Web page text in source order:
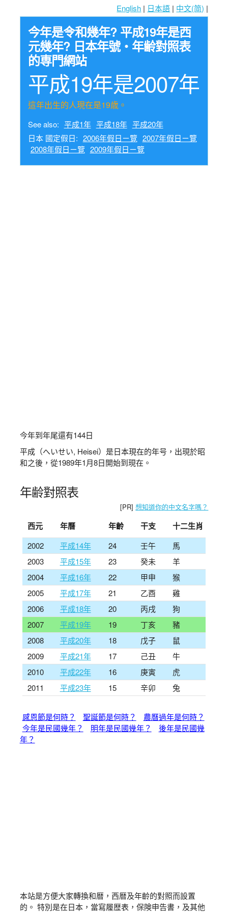
English | 日本語 | 中文(简) |
今年是令和幾年? 平成19年是西
元幾年? 日本年號・年齢對照表
的専門網站
平成19年是2007年
這年出生的人現在是19歳。
See also: 平成1年 平成18年 平成20年
日本 國定假日: 2006年假日ㄧ覽 2007年假日ㄧ覽
2008年假日ㄧ覽 2009年假日ㄧ覽
今年到年尾還有144日
平成（へいせい, Heisei）是日本現在的年号，出現於昭
和之後，從1989年1月8日開始到現在。
年齢對照表
[PR]想知道你的中文名字嗎？
西元 年曆 年齡 干支 十二生肖
2002 平成14年 24 壬午
馬
2003
平成15年 23 癸未
羊
2004
平成16年 22 甲申
猴
2005
平成17年 21 乙酉
雞
2006
平成18年 20 丙戌
狗
2007
平成19年 19 丁亥
豬
2008
平成20年 18 戊子
鼠
2009
平成21年 17 己丑
牛
2010
平成22年 16 庚寅
虎
2011
平成23年 15 辛卯 兔
感恩節是何時？ 聖誕節是何時？
農曆過年是何時？
今年是民國幾年？
明年是民國幾年？
後年是民國幾
年？
本站是方便大家轉換和暦，西暦及年齡的對照而設置
的。 特別是在日本，當寫履歴表，保険申告書，及其他